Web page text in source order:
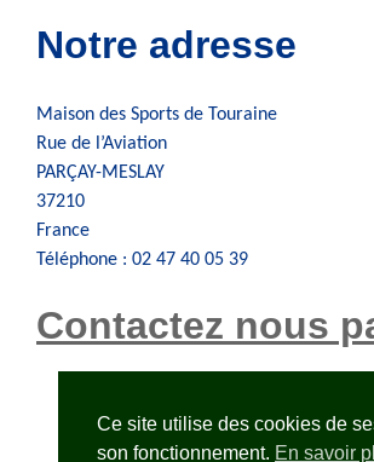
Notre adresse
Maison des Sports de Touraine
Rue de l’Aviation
PARÇAY-MESLAY
37210
France
Téléphone : 02 47 40 05 39
Contactez nous
Ce site utilise des cookies de
son fonctionnement. En savoir